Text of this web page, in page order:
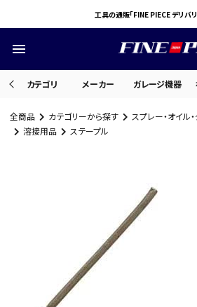
工具の通販「FINE PIECE デリバ
menu
カテゴリ メーカー ガレージ機器
person
全商品 カテゴリーから探す
スプレー・オイル
溶接用品
ステープル